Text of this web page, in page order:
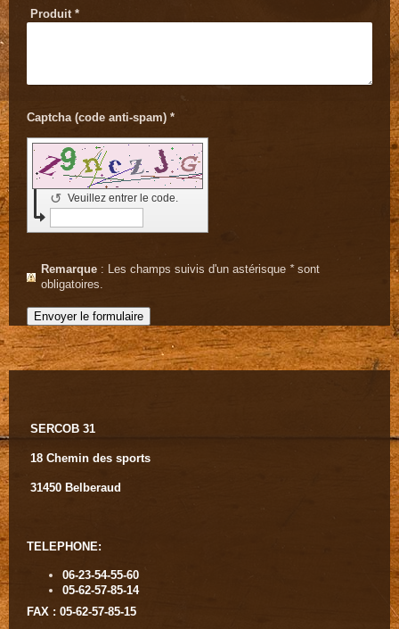
Produit*
Captcha (code anti-spam) *
Veuillez entrer le code.
↺
Remarque : Les champs suivis d'un astérisque *sont
obligatoires.
SERCOB 31
18 Chemin des sports
31450 Belberaud
TELEPHONE:
06-23-54-55-60
05-62-57-85-14
FAX : 05-62-57-85-15